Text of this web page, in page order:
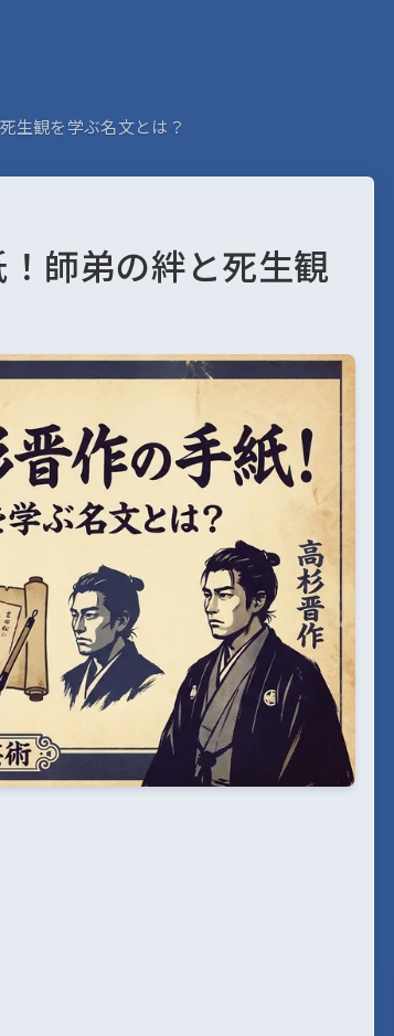
生観を学ぶ名文とは？
師弟の絆と死生観